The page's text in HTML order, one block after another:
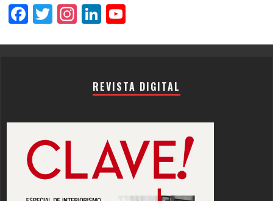
Facebook
Twitter
Instagram
LinkedIn
REVISTA DIGITAL